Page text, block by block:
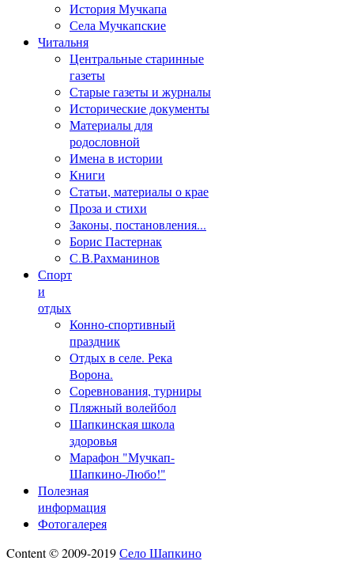
История Мучкапа
Села Мучкапские
Читальня
Центральные старинные
газеты
Старые газеты и журналы
Исторические документы
Материалы для
родословной
Имена в истории
Книги
Статьи, материалы о крае
Проза и стихи
Законы, постановления...
Борис Пастернак
С.В.Рахманинов
Спорт
и
отдых
Конно-спортивный
праздник
Отдых в селе. Река
Ворона.
Соревнования, турниры
Пляжный волейбол
Шапкинская школа
здоровья
Марафон "Мучкап-
Шапкино-Любо!"
Полезная
информация
Фотогалерея
Content © 2009-2019Село Шапкино